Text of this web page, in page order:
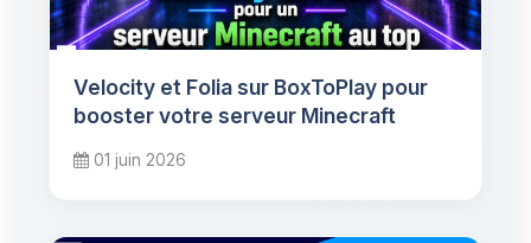
Velocity et Folia sur BoxToPlay pour
booster votre serveur Minecraft
01 juin 2026